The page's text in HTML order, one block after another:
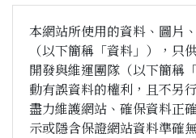
本網站所使用的資料、圖片
（以下簡稱「資料」），只
開發與維運團隊（以下簡稱
動有誤資料的權利，且不另
盡力維護網站、確保資料正
示或隱含保證網站資料準確